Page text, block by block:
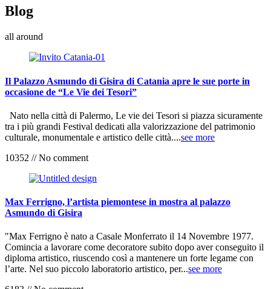
Blog
all around
Il Palazzo Asmundo di Gisira di Catania apre le sue porte in
occasione de “Le Vie dei Tesori”
Nato nella città di Palermo, Le vie dei Tesori si piazza sicuramente
tra i più grandi Festival dedicati alla valorizzazione del patrimonio
culturale, monumentale e artistico delle città....see more
10352 // No comment
Max Ferrigno, l’artista piemontese in mostra al palazzo
Asmundo di Gisira
"Max Ferrigno è nato a Casale Monferrato il 14 Novembre 1977.
Comincia a lavorare come decoratore subito dopo aver conseguito il
diploma artistico, riuscendo così a mantenere un forte legame con
l’arte. Nel suo piccolo laboratorio artistico, per...see more